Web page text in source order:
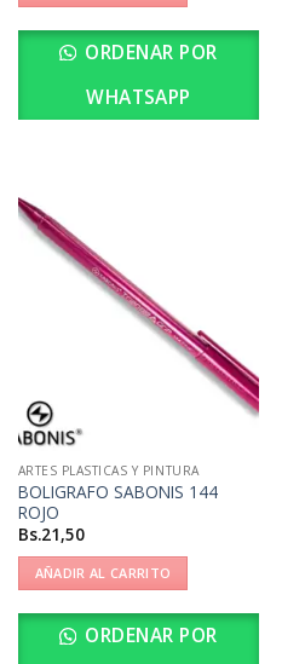
ORDENAR POR
WHATSAPP
ARTES PLASTICAS Y PINTURA
BOLIGRAFO SABONIS 144
ROJO
Bs.21,50
AÑADIR AL CARRITO
ORDENAR POR